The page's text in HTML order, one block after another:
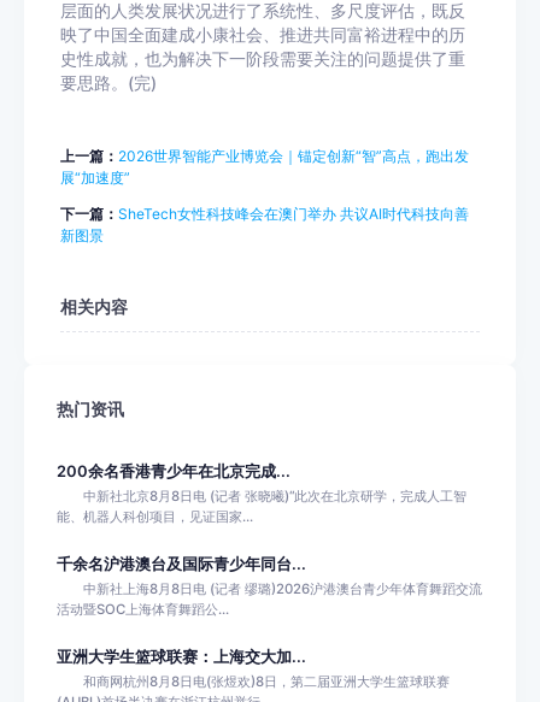
层面的人类发展状况进行了系统性、多尺度评估，既反
映了中国全面建成小康社会、推进共同富裕进程中的历
史性成就，也为解决下一阶段需要关注的问题提供了重
要思路。(完)
上一篇： 2026世界智能产业博览会｜锚定创新“智”高点，跑出发
展“加速度”
下一篇： SheTech女性科技峰会在澳门举办 共议AI时代科技向善
新图景
相关内容
热门资讯
200余名香港青少年在北京完成...
中新社北京8月8日电 (记者 张晓曦)“此次在北京研学，完成人工智
能、机器人科创项目，见证国家...
千余名沪港澳台及国际青少年同台...
中新社上海8月8日电 (记者 缪璐)2026沪港澳台青少年体育舞蹈交流
活动暨SOC上海体育舞蹈公...
亚洲大学生篮球联赛：上海交大加...
和商网杭州8月8日电(张煜欢)8日，第二届亚洲大学生篮球联赛